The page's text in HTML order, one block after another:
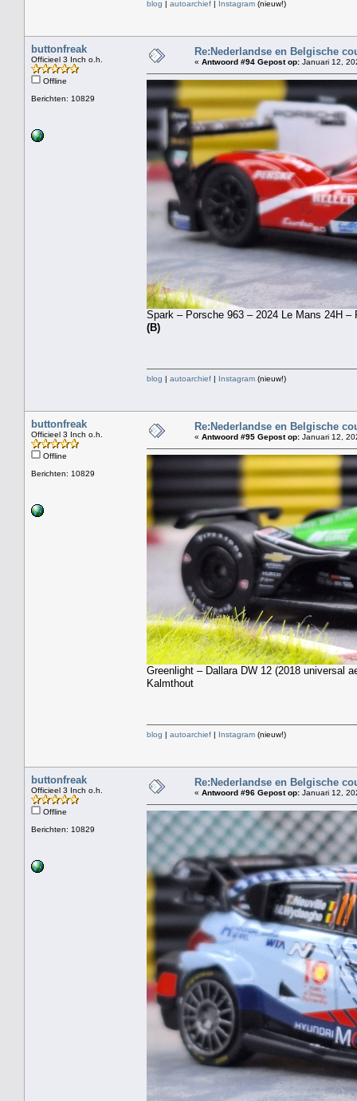
blog | autoarchief | Instagram (nieuw!)
buttonfreak
Officieel 3 Inch o.h.
Offline
Berichten: 10829
Re:Nederlandse en Belgische
« Antwoord #94 Gepost op: Januari 12,
Spark – Porsche 963 – 2024 Le Mans 24H
(B)
blog | autoarchief | Instagram (nieuw!)
buttonfreak
Officieel 3 Inch o.h.
Offline
Berichten: 10829
Re:Nederlandse en Belgische
« Antwoord #95 Gepost op: Januari 12,
Greenlight – Dallara DW 12 (2018 universal
Kalmthout
blog | autoarchief | Instagram (nieuw!)
buttonfreak
Officieel 3 Inch o.h.
Offline
Berichten: 10829
Re:Nederlandse en Belgische
« Antwoord #96 Gepost op: Januari 12,